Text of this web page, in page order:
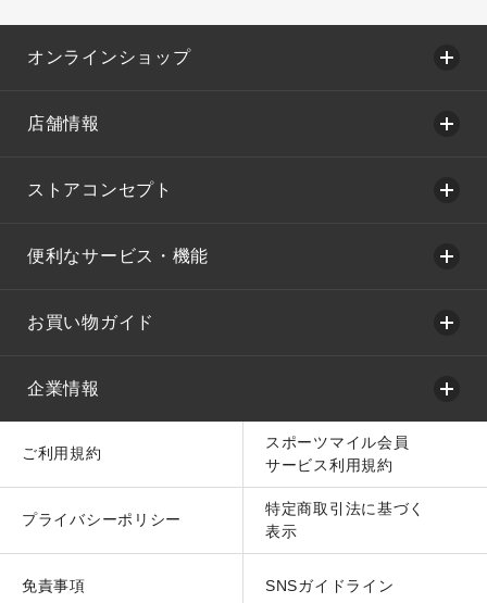
オンラインショップ
店舗情報
ストアコンセプト
便利なサービス・機能
お買い物ガイド
企業情報
ご利用規約
スポーツマイル会員
サービス利用規約
プライバシーポリシー
特定商取引法に基づく
表示
免責事項 SNSガイドライン